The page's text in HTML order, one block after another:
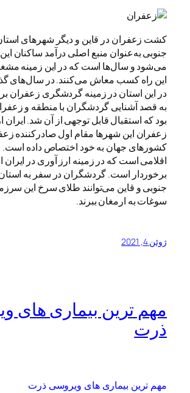
کشت زعفران در قاین و دیگر شهرهای
جنوبی به‌عنوان منبع اصلی درآمد ساکنان
می‌شود و سال‌ها است که در این زمینه
این راه کسب معاش می‌کنند. در سال‌های
در این استان در زمینه گردشگری زعفران
به قصد آشنایی گردشگران با منطقه و
بود که استقبال قابل توجهی از آن شد.
زعفران این شهرها مقام اول صادرکننده
کشورهای جهان به خود اختصاص داده است.
اقلامی است که در زمینه ارز آوری در ایران
برخوردار است. گردشگران در سفر به
جنوبی و قاین می‌توانند طلای سرخ این
سوغات به ارمغان ببرند.
ژوئن 4, 2021
مهم ترین بیماری های
ذرت
مهم ترین بیماری های ویروسی ذرت